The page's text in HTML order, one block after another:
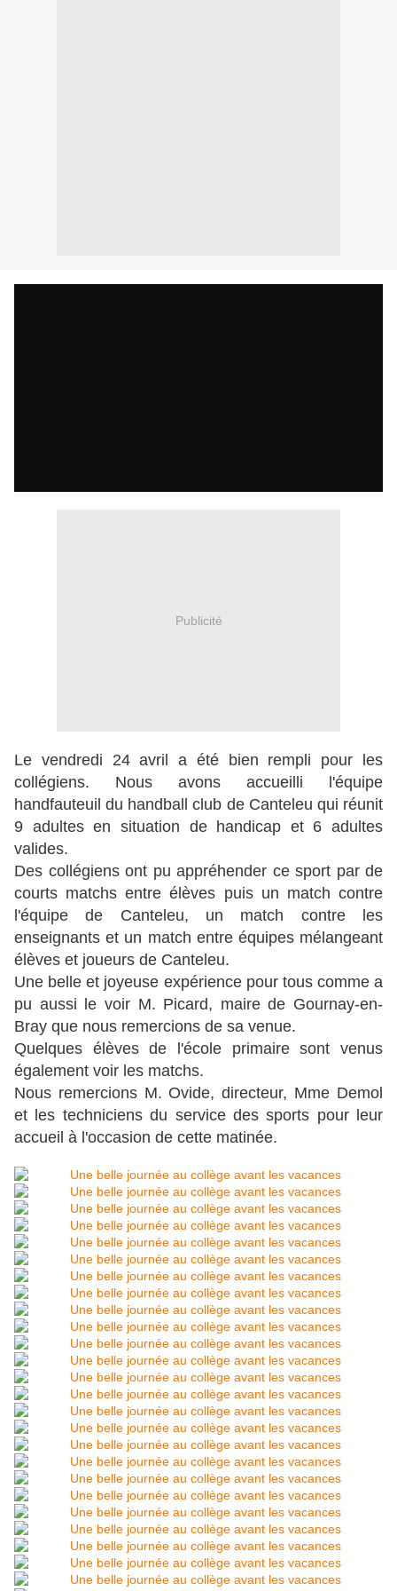
Publicité
Le vendredi 24 avril a été bien rempli pour les
collégiens. Nous avons accueilli l'équipe
handfauteuil du handball club de Canteleu qui réunit
9 adultes en situation de handicap et 6 adultes
valides.
Des collégiens ont pu appréhender ce sport par de
courts matchs entre élèves puis un match contre
l'équipe de Canteleu, un match contre les
enseignants et un match entre équipes mélangeant
élèves et joueurs de Canteleu.
Une belle et joyeuse expérience pour tous comme a
pu aussi le voir M. Picard, maire de Gournay-en-
Bray que nous remercions de sa venue.
Quelques élèves de l'école primaire sont venus
également voir les matchs.
Nous remercions M. Ovide, directeur, Mme Demol
et les techniciens du service des sports pour leur
accueil à l'occasion de cette matinée.